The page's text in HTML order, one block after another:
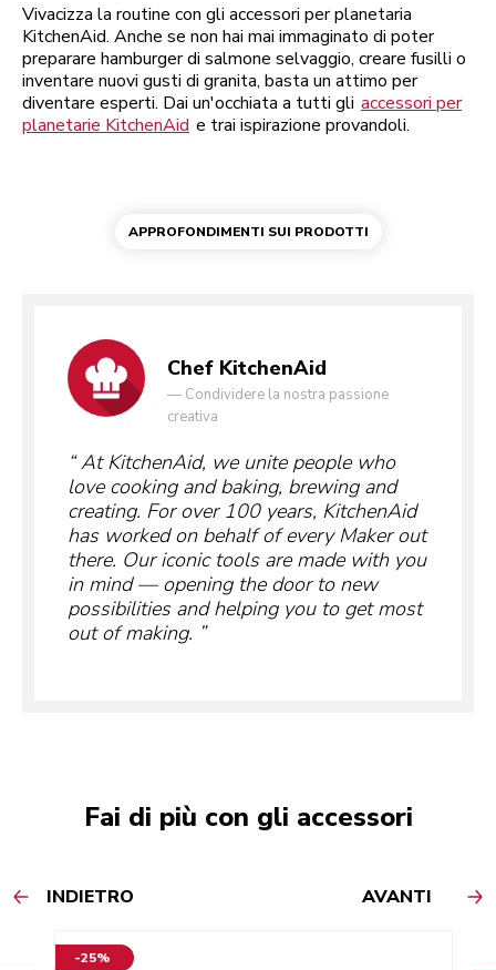
Vivacizza la routine con gli accessori per planetaria
KitchenAid. Anche se non hai mai immaginato di poter
preparare hamburger di salmone selvaggio, creare fusilli o
inventare nuovi gusti di granita, basta un attimo per
diventare esperti. Dai un'occhiata a tutti gli accessori per
planetarie KitchenAid e trai ispirazione provandoli.
APPROFONDIMENTI SUI PRODOTTI
Chef KitchenAid
— Condividere la nostra passione
creativa
At KitchenAid, we unite people who
love cooking and baking, brewing and
creating. For over 100 years, KitchenAid
has worked on behalf of every Maker out
there. Our iconic tools are made with you
in mind — opening the door to new
possibilities and helping you to get most
out of making.
Fai di più con gli accessori
INDIETRO AVANTI
-25%